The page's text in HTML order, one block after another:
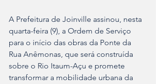
A Prefeitura de Joinville assinou, nesta
quarta-feira (9), a Ordem de Serviço
para o início das obras da Ponte da
Rua Anêmonas, que será construída
sobre o Rio Itaum-Açu e promete
transformar a mobilidade urbana da